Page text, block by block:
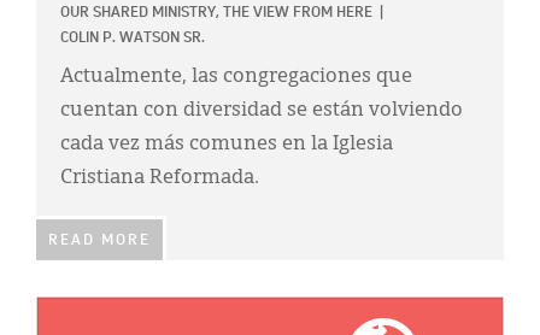
OUR SHARED MINISTRY,
THE VIEW FROM HERE
COLIN P. WATSON SR.
Actualmente, las congregaciones que
cuentan con diversidad se están volviendo
cada vez más comunes en la Iglesia
Cristiana Reformada.
READ MORE